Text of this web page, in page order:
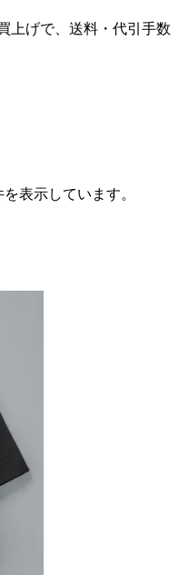
表示しています。